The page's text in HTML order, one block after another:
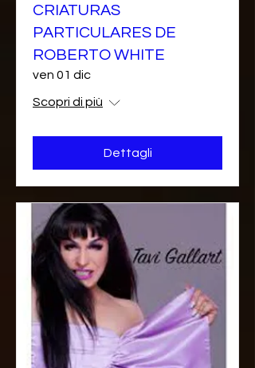
CRIATURAS
PARTICULARES DE
ROBERTO WHITE
ven 01 dic
Scopri di più
Dettagli